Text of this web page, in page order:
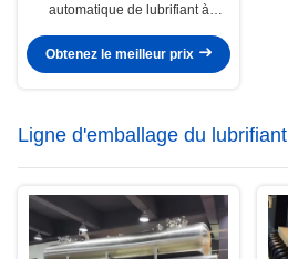
automatique de lubrifiant à
Obtenez le meilleur prix
Ligne d'emballage du lubrifiant